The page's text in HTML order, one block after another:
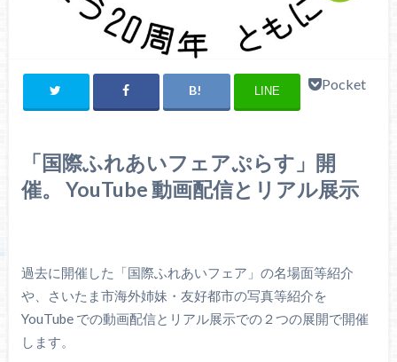
LINE Pocket
「国際ふれあいフェアぷらす」開
催。 YouTube 動画配信とリアル展示
過去に開催した「国際ふれあいフェア」の名場面等紹介
や、さいたま市海外姉妹・友好都市の写真等紹介を
YouTube での動画配信とリアル展示での２つの展開で開催
します。